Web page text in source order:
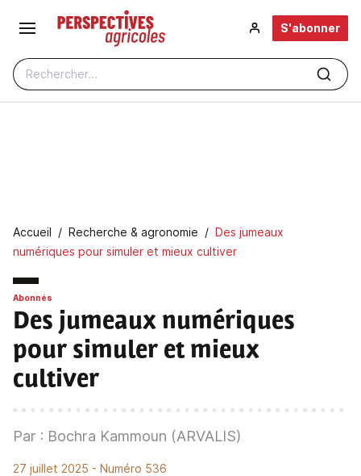
Aller au contenu principal
Rechercher...
S'abonner
Fil d'Ariane
Accueil Recherche & agronomie
Des jumeaux
numériques pour simuler et mieux cultiver
Abonnés
Des jumeaux numériques
pour simuler et mieux
cultiver
Par : Bochra Kammoun (ARVALIS)
27 juillet 2025 - Numéro 536